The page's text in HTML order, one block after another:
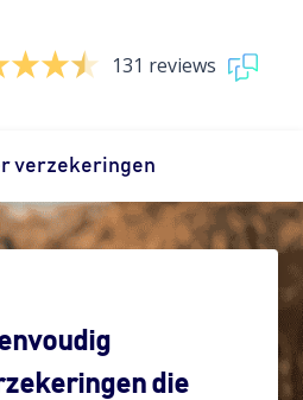
131 reviews
verzekeringen
die